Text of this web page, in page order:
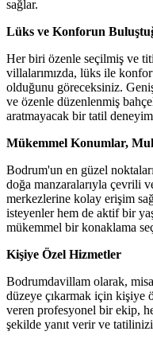
sağlar.
Lüks ve Konforun
Her biri özenle seçilmiş ve
villalarımızda, lüks ile
olduğunu göreceksiniz.
ve özenle düzenlenmiş
aratmayacak bir tatil
Mükemmel Konumlar,
Bodrum'un en güzel
doğa manzaralarıyla çevrili
merkezlerine kolay erişim
isteyenler hem de aktif bir
mükemmel bir konaklama
Kişiye Özel Hizmetler
Bodrumdavillam olarak,
düzeye çıkarmak için kişiye
veren profesyonel bir ekip,
şekilde yanıt verir ve